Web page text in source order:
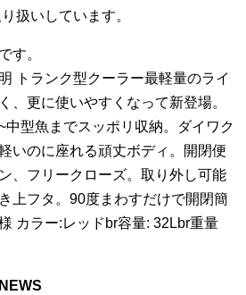
扱いしています。
す。
トランク型クーラー最軽量のライ
、更に使いやすくなって新登場。
中型魚までスッポリ収納。ダイワク
いのに座れる頑丈ボディ。開閉便
、フリークローズ。取り外し可能
上フタ。90度まわすだけで開閉簡
カラー:レッドbr容量: 32Lbr重量